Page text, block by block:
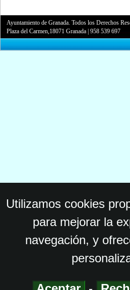
Ayuntamiento de Granada. Todos los Derechos
Plaza del Carmen,18071 Granada |958 539 697
Utilizamos cookies
para mejorar la
navegación, y